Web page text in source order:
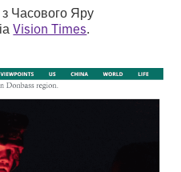
з Часового Яру
Vision Times.